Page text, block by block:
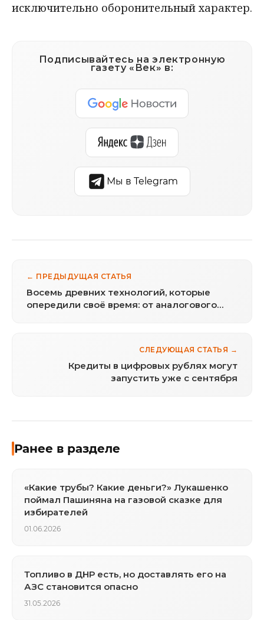
исключительно оборонительный характер.
Подписывайтесь на электронную
газету «Век» в:
Мы в Telegram
← ПРЕДЫДУЩАЯ СТАТЬЯ
Восемь древних технологий, которые
опередили своё время: от аналогового
СЛЕДУЮЩАЯ СТАТЬЯ →
Кредиты в цифровых рублях могут
запустить уже с сентября
Ранее в разделе
«Какие трубы? Какие деньги?» Лукашенко
поймал Пашиняна на газовой сказке для
избирателей
01.06.2026
Топливо в ДНР есть, но доставлять его на
АЗС становится опасно
31.05.2026